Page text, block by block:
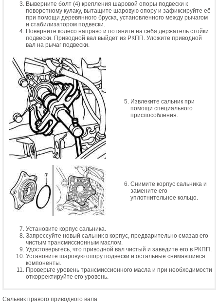
Выверните болт (4) крепления шаровой опоры подвески к
поворотному кулаку, вытащите шаровую опору и зафиксируйте её
при помощи деревянного бруска, установленного между рычагом
и стабилизатором подвески.
Поверните колесо направо и потяните на себя держатель стойки
подвески. Приводной вал выйдет из РКПП. Уложите приводной
вал на рычаг подвески.
Извлеките сальник при
помощи специального
приспособления.
Снимите корпус сальника и
замените его
уплотнительное кольцо.
Установите корпус сальника.
Запрессуйте новый сальник в корпус, предварительно смазав его
чистым трансмиссионным маслом.
Удостоверьтесь, что приводной вал чистый и заведите его в РКПП.
Установите шаровую опору подвески и остальные снимавшиеся
компоненты.
Проверьте уровень трансмиссионного масла и при необходимости
откорректируйте его уровень.
Сальник правого приводного вала